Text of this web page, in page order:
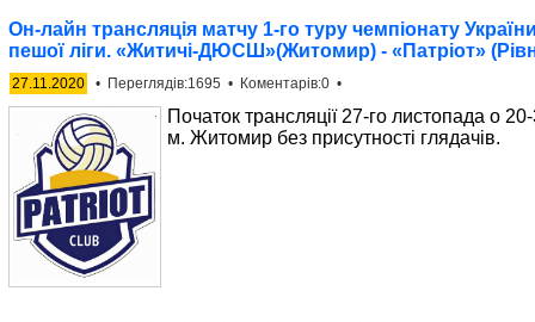
Он-лайн трансляція матчу 1-го туру чемпіонату
пешої ліги. «Житичі-ДЮСШ»(Житомир) - «Патріот»
27.11.2020 • Переглядів:1695 • Коментарів:0 •
Початок трансляції 27-го листопада о
м. Житомир без присутності глядачів.